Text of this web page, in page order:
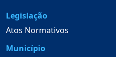
Legislação
Atos Normativos
Município